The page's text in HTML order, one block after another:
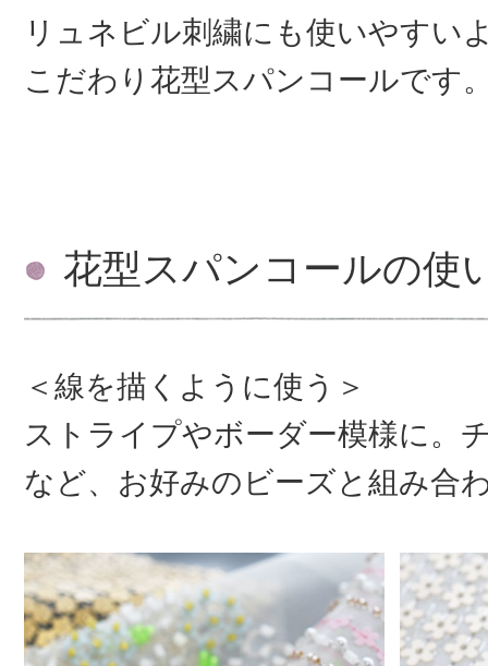
リュネビル刺繍にも使いやすい
こだわり花型スパンコールです
花型スパンコールの使
＜線を描くように使う＞
ストライプやボーダー模様に。
など、お好みのビーズと組み合